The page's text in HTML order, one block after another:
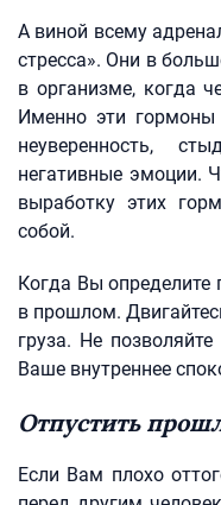
А виной всему
стресса». Они в
в организме, когда
Именно эти гормоны
неуверенность,
негативные эмоции.
выработку этих
собой.
Когда Вы определите
в прошлом.
груза. Не
Ваше внутреннее
Отпустить
Если Вам плохо